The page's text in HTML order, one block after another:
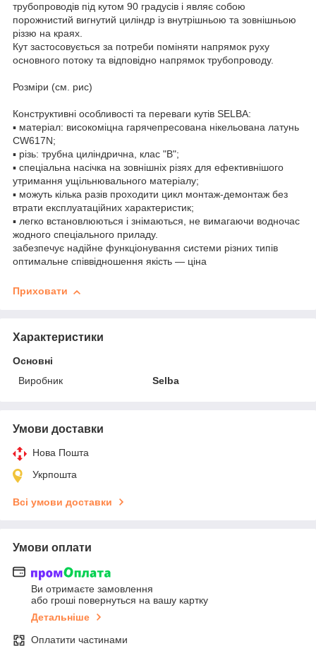
трубопроводів під кутом 90 градусів і являє собою
порожнистий вигнутий циліндр із внутрішньою та зовнішньою
різзю на краях.
Кут застосовується за потреби поміняти напрямок руху
основного потоку та відповідно напрямок трубопроводу.
Розміри (см. рис)
Конструктивні особливості та переваги кутів SELBA:
▪ матеріал: високоміцна гарячепресована нікельована латунь
CW617N;
▪ різь: трубна циліндрична, клас "В";
▪ спеціальна насічка на зовнішніх різях для ефективнішого
утримання ущільнювального матеріалу;
▪ можуть кілька разів проходити цикл монтаж-демонтаж без
втрати експлуатаційних характеристик;
▪ легко встановлюються і знімаються, не вимагаючи водночас
жодного спеціального приладу.
забезпечує надійне функціонування системи різних типів
оптимальне співвідношення якість — ціна
Приховати
Характеристики
Основні
Виробник
Selba
Умови доставки
Нова Пошта
Укрпошта
Всі умови доставки
Умови оплати
Ви отримаєте замовлення
або гроші повернуться на вашу картку
Детальніше
Оплатити частинами